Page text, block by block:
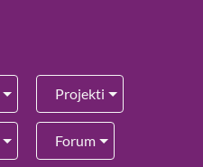
Projekti
Forum